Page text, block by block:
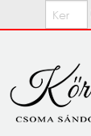
Ugrás aKeresés